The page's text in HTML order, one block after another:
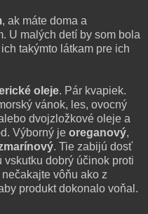
, ak máte doma a
U malých detí by som bola
takýmto látkam pre ich
oleje. Pár kvapiek.
vánok, les, ovocný
dvojzložkové oleje a
Výborný je oreganový,
. Tie zabijú dosť
vskutku dobrý účinok proti
vôňu ako z
produkt dokonalo voňal.